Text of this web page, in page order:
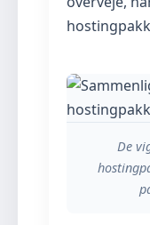
De